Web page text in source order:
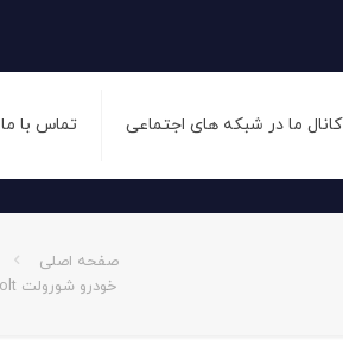
کانال ما در شبکه های اجتماعی تماس با ما
صفحه اصلی
خودرو شورولت Volt اتوماتیک سال 2016